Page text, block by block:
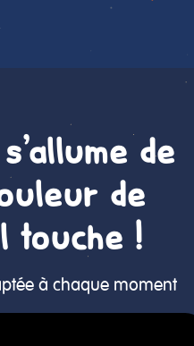
de
de
touche !
à chaque moment